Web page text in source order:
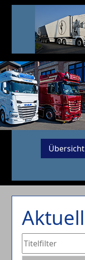
Übersicht
Aktuell
Titelfilter